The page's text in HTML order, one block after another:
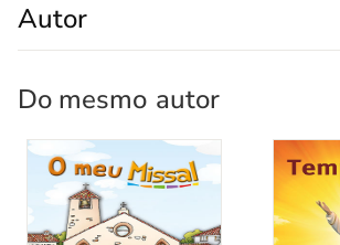
Autor
Do mesmo autor